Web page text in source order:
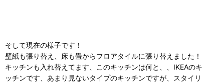
そして現在の様子です！
壁紙も張り替え、床も畳からフロアタイルに張り替えました！
キッチンも入れ替えてます、このキッチンは何と、、IKEAのキ
ッチンです、あまり見ないタイプのキッチンですが、スタイリ